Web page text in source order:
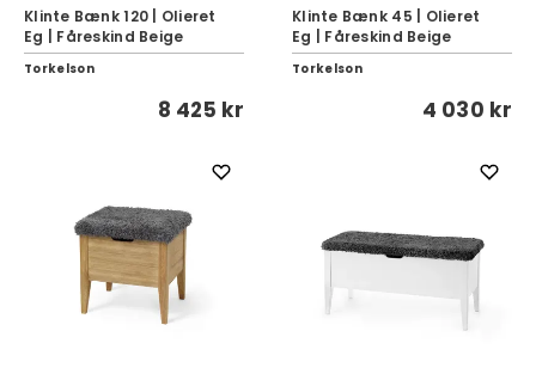
Klinte Bænk 120 | Olieret
Eg | Fåreskind Beige
Torkelson
8 425 kr
Klinte Bænk 45 | Olieret
Eg | Fåreskind Beige
Torkelson
4 030 kr